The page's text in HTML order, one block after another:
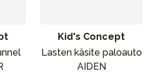
Kid's Concept
Lasten käsite paloauto
AIDEN